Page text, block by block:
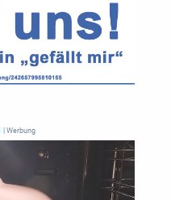
| Werbung